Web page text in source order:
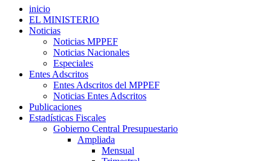
inicio
EL MINISTERIO
Noticias
Noticias MPPEF
Noticias Nacionales
Especiales
Entes Adscritos
Entes Adscritos del MPPEF
Noticias Entes Adscritos
Publicaciones
Estadísticas Fiscales
Gobierno Central Presupuestario
Ampliada
Mensual